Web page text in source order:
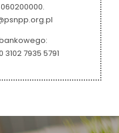
3102 7935 5791